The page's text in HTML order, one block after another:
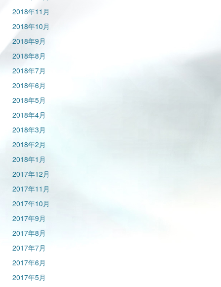
2018年11月
2018年10月
2018年9月
2018年8月
2018年7月
2018年6月
2018年5月
2018年4月
2018年3月
2018年2月
2018年1月
2017年12月
2017年11月
2017年10月
2017年9月
2017年8月
2017年7月
2017年6月
2017年5月